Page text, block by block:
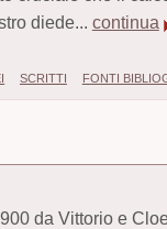
diede... continua
SCRITTI FONTI
da Vittorio e